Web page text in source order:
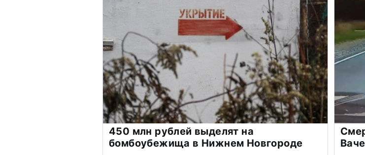
450 млн рублей выделят на
бомбоубежища в Нижнем Новгороде